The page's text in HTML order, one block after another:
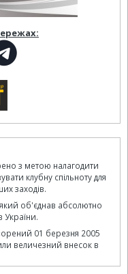
з метою налагодити
клубну спільноту для
заходів.
об'єднав абсолютно
України.
01 березня 2005
величезний внесок в